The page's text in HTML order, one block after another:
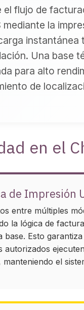
el flujo de
mediante la
instantánea
Una base
para alto
de
en el
de Impresión
entre múltiples
la lógica de
base. Esto
autorizados
manteniendo el